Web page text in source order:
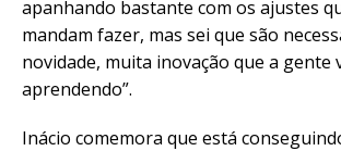
apanhando bastante com os ajustes
mandam fazer, mas sei que são
novidade, muita inovação que a gente
aprendendo”.
Inácio comemora que está